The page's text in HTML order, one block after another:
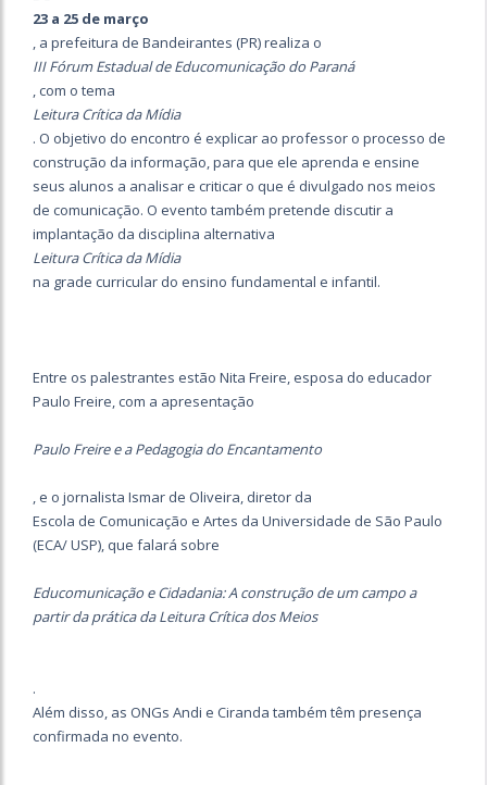
23 a 25 de março
, a prefeitura de Bandeirantes (PR) realiza o
III Fórum Estadual de Educomunicação do Paraná
, com o tema
Leitura Crítica da Mídia
. O objetivo do encontro é explicar ao professor o processo de
construção da informação, para que ele aprenda e ensine
seus alunos a analisar e criticar o que é divulgado nos meios
de comunicação. O evento também pretende discutir a
implantação da disciplina alternativa
Leitura Crítica da Mídia
na grade curricular do ensino fundamental e infantil.
Entre os palestrantes estão Nita Freire, esposa do educador
Paulo Freire, com a apresentação
Paulo Freire e a Pedagogia do Encantamento
, e o jornalista Ismar de Oliveira, diretor da
Escola de Comunicação e Artes da Universidade de São Paulo
(ECA/ USP), que falará sobre
Educomunicação e Cidadania: A construção de um campo a
partir da prática da Leitura Crítica dos Meios
.
Além disso, as ONGs Andi e Ciranda também têm presença
confirmada no evento.